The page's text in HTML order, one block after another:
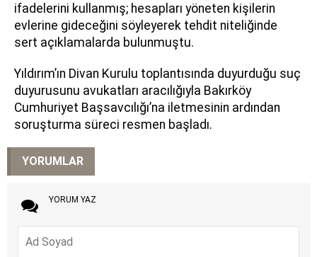
ifadelerini kullanmış; hesapları yöneten kişilerin
evlerine gideceğini söyleyerek tehdit niteliğinde
sert açıklamalarda bulunmuştu.
Yıldırım’ın Divan Kurulu toplantısında duyurduğu suç
duyurusunu avukatları aracılığıyla Bakırköy
Cumhuriyet Başsavcılığı’na iletmesinin ardından
soruşturma süreci resmen başladı.
YORUMLAR
YORUM YAZ